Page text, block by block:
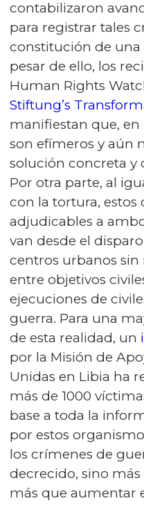
contabilizaron
para registrar tales
constitución de una
pesar de ello, los
Human Rights
Stiftung’s
manifiestan que, en
son efímeros y aún
solución concreta y
Por otra parte, al
con la tortura, estos
adjudicables a
van desde el
centros urbanos
entre objetivos
ejecuciones de
guerra. Para una
de esta realidad, un
por la Misión de
Unidas en Libia ha
más de 1000
base a toda la
por estos
los crímenes de
decrecido, sino
más que aumentar